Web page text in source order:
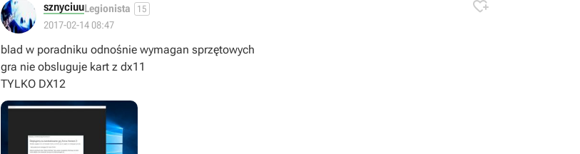
sznyciuuLegionista 15
2017-02-14 08:47

blad w poradniku odnośnie wymagan sprzętowych
gra nie obsluguje kart z dx11
TYLKO DX12